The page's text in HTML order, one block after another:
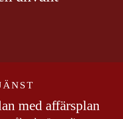
med affärsplan